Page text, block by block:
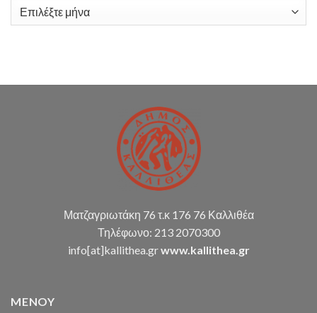
υποστήριξης
σύνταξη
καταστάσεων
κ.α.)
Ιστορικό
Ματζαγριωτάκη 76 τ.κ 176 76 Καλλιθέα
Τηλέφωνο: 213 2070300
info[at]kallithea.grwww.kallithea.gr
MENOY